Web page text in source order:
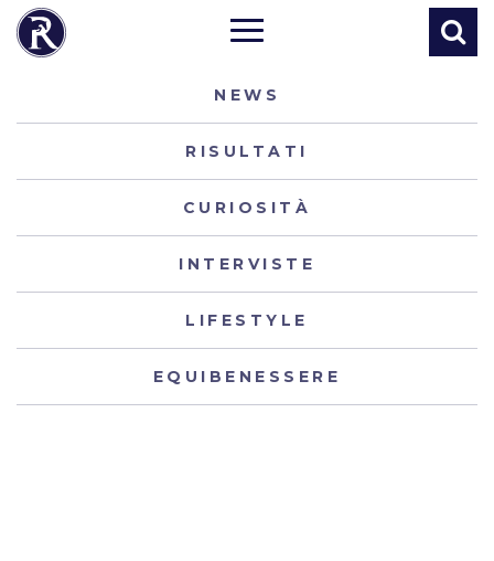
NEWS
RISULTATI
CURIOSITÀ
INTERVISTE
LIFESTYLE
EQUIBENESSERE